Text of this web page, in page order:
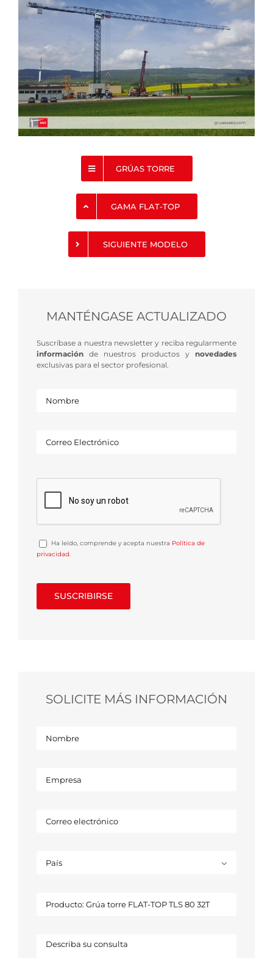
GRÚAS TORRE
GAMA FLAT-TOP
SIGUIENTE MODELO
MANTÉNGASE ACTUALIZADO
Suscríbase a nuestra newsletter y reciba regularmente
información de nuestros productos y novedades
exclusivas para el sector profesional.
Ha leído, comprende y acepta nuestra Política de
privacidad.
SOLICITE MÁS INFORMACIÓN
